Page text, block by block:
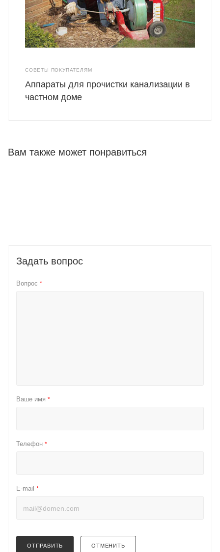
СОВЕТЫ ПОКУПАТЕЛЯМ
Аппараты для прочистки канализации в
частном доме
Вам также может понравиться
Задать вопрос
Вопрос *
Ваше имя *
Телефон *
E-mail *
ОТПРАВИТЬ ОТМЕНИТЬ